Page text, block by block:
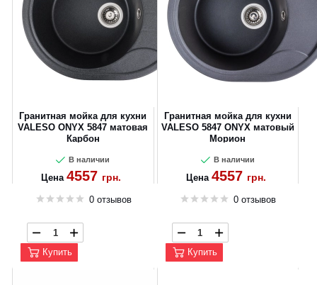
Гранитная мойка для кухни
VALESO ONYX 5847 матовая
Карбон
В наличии
Цена 4557 грн.
0 отзывов
Купить
Гранитная мойка для кухни
VALESO 5847 ONYX матовый
Морион
В наличии
Цена 4557 грн.
0 отзывов
Купить